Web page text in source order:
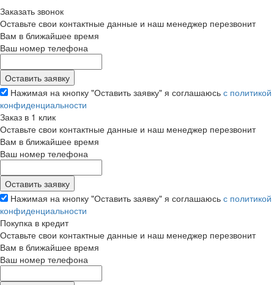
Заказать звонок
Оставьте свои контактные данные и наш менеджер перезвонит
Вам в ближайшее время
Ваш номер телефона
Нажимая на кнопку "Оставить заявку" я соглашаюсь с политикой
конфиденциальности
Заказ в 1 клик
Оставьте свои контактные данные и наш менеджер перезвонит
Вам в ближайшее время
Ваш номер телефона
Нажимая на кнопку "Оставить заявку" я соглашаюсь с политикой
конфиденциальности
Покупка в кредит
Оставьте свои контактные данные и наш менеджер перезвонит
Вам в ближайшее время
Ваш номер телефона